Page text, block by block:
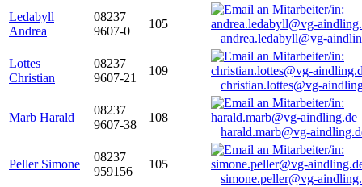
Ledabyll
Andrea
08237
9607-0
105
andrea.ledabyll@vg-
Lottes
Christian
08237
9607-21
109
christian.lottes@vg-
Marb Harald
08237
9607-38
108
harald.marb@vg-
Peller Simone
08237
959156
105
simone.peller@vg-